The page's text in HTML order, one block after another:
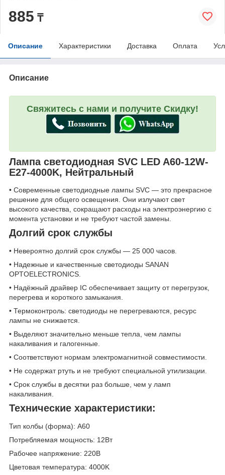
885 ₸
Описание Характеристики Доставка Оплата
Описание
Свяжитесь с нами и получите Скидку!
Лампа светодиодная SVC LED A60-12W-
E27-4000K, Нейтральный
• Современные светодиодные лампы SVC — это прекрасное
решение для общего освещения. Они излучают свет
высокого качества, сокращают расходы на электроэнергию с
момента установки и не требуют частой замены.
Долгий срок службы
• Невероятно долгий срок службы — 25 000 часов.
• Надежные и качественные светодиоды SANAN
OPTOELECTRONICS.
• Надёжный драйвер IC обеспечивает защиту от перегрузок,
перегрева и короткого замыкания.
• Термоконтроль: светодиоды не перегреваются, ресурс
лампы не снижается.
• Выделяют значительно меньше тепла, чем лампы
накаливания и галогенные.
• Соответствуют нормам электромагнитной совместимости.
• Не содержат ртуть и не требуют специальной утилизации.
• Срок службы в десятки раз больше, чем у ламп
накаливания.
Технические характеристики:
Тип колбы (форма): A60
Потребляемая мощность: 12Вт
Рабочее напряжение: 220В
Цветовая температура: 4000K